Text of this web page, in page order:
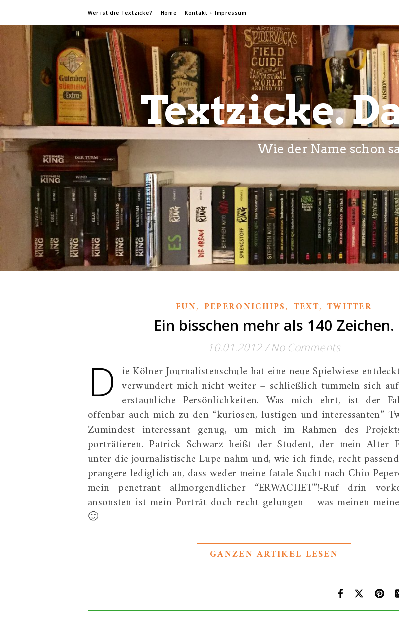
Wer ist die Textzicke? Home Kontakt + Impressum
Textzicke.
Wie der Name schon
FUN, PEPERONICHIPS, TEXT, TWITTER
Ein bisschen mehr als 140 Zeichen.
10.01.2012 / No Comments
D ie Kölner Journalistenschule hat eine neue Spielwiese
verwundert mich nicht weiter – schließlich tummeln sich
erstaunliche Persönlichkeiten. Was mich ehrt, ist der
offenbar auch mich zu den “kuriosen, lustigen und interessanten”
Zumindest interessant genug, um mich im Rahmen des
porträtieren. Patrick Schwarz heißt der Student, der mein Alter
unter die journalistische Lupe nahm und, wie ich finde, recht
prangere lediglich an, dass weder meine fatale Sucht nach Chio
mein penetrant allmorgendlicher “ERWACHET”!-Ruf drin
ansonsten ist mein Porträt doch recht gelungen – was meinen
🙂
GANZEN ARTIKEL LESEN